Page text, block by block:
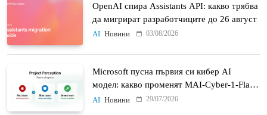
OpenAI спира Assistants API: какво трябва
да мигрират разработчиците до 26 август
AI Новини 03/08/2026
Microsoft пусна първия си кибер AI
модел: какво променят MAI-Cyber-1-Flash
и Project Perception
AI Новини 29/07/2026